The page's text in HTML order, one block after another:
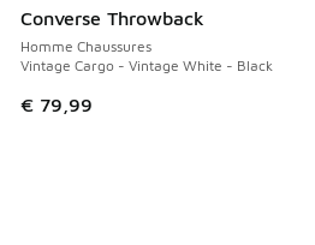
Converse Throwback
Homme Chaussures
Vintage Cargo - Vintage White - Black
€ 79,99